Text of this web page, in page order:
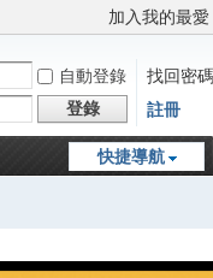
加入我的最愛
自動登錄
找回密碼
登錄 註冊
快捷導航